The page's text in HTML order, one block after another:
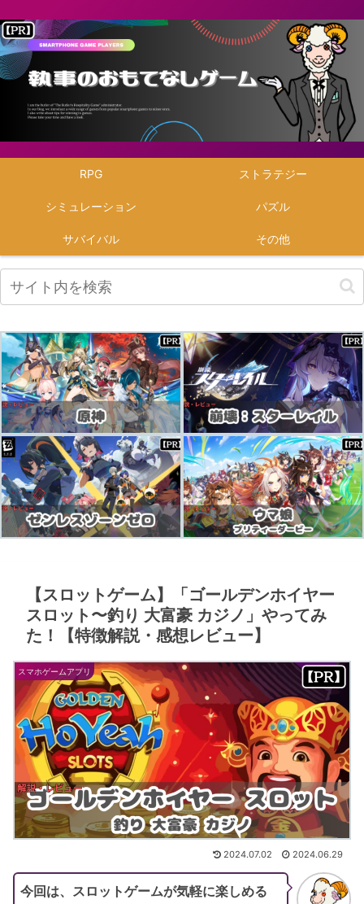
RPG ストラテジー
シミュレーション パズル
サバイバル その他
【スロットゲーム】「ゴールデンホイヤー
スロット〜釣り 大富豪 カジノ」やってみ
た！【特徴解説・感想レビュー】
スマホゲームアプリ
2024.07.02 2024.06.29
今回は、スロットゲームが気軽に楽しめる